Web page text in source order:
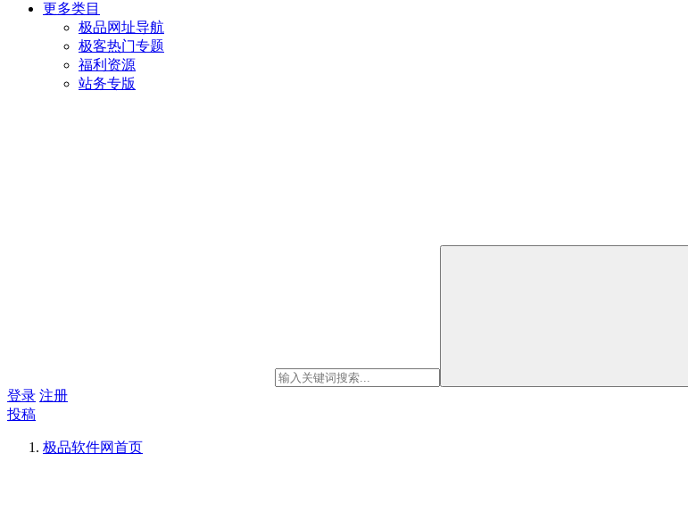
更多类目
极品网址导航
极客热门专题
福利资源
站务专版
登录 注册
投稿
极品软件网首页